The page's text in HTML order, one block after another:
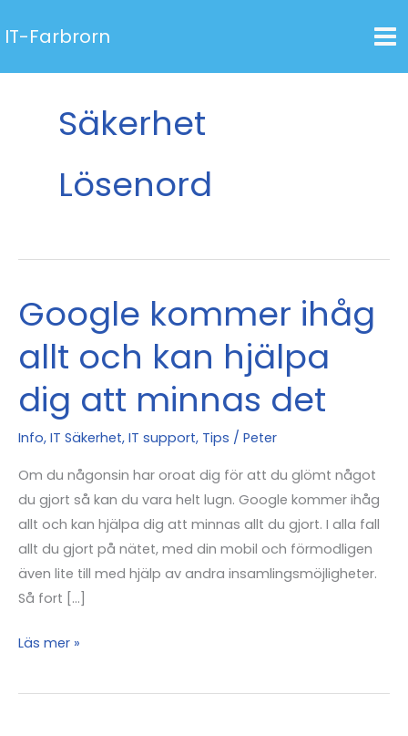
tillIT-Farbrorn
Säkerhet
Lösenord
Google kommer ihåg
allt och kan hjälpa
dig att minnas det
Info, IT Säkerhet, IT support, Tips / Peter
Om du någonsin har oroat dig för att du glömt något
du gjort så kan du vara helt lugn. Google kommer ihåg
allt och kan hjälpa dig att minnas allt du gjort. I alla fall
allt du gjort på nätet, med din mobil och förmodligen
även lite till med hjälp av andra insamlingsmöjligheter.
Så fort […]
Google
ihåg
Läs mer »